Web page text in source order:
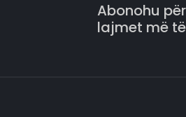
Abonohu
lajmet më